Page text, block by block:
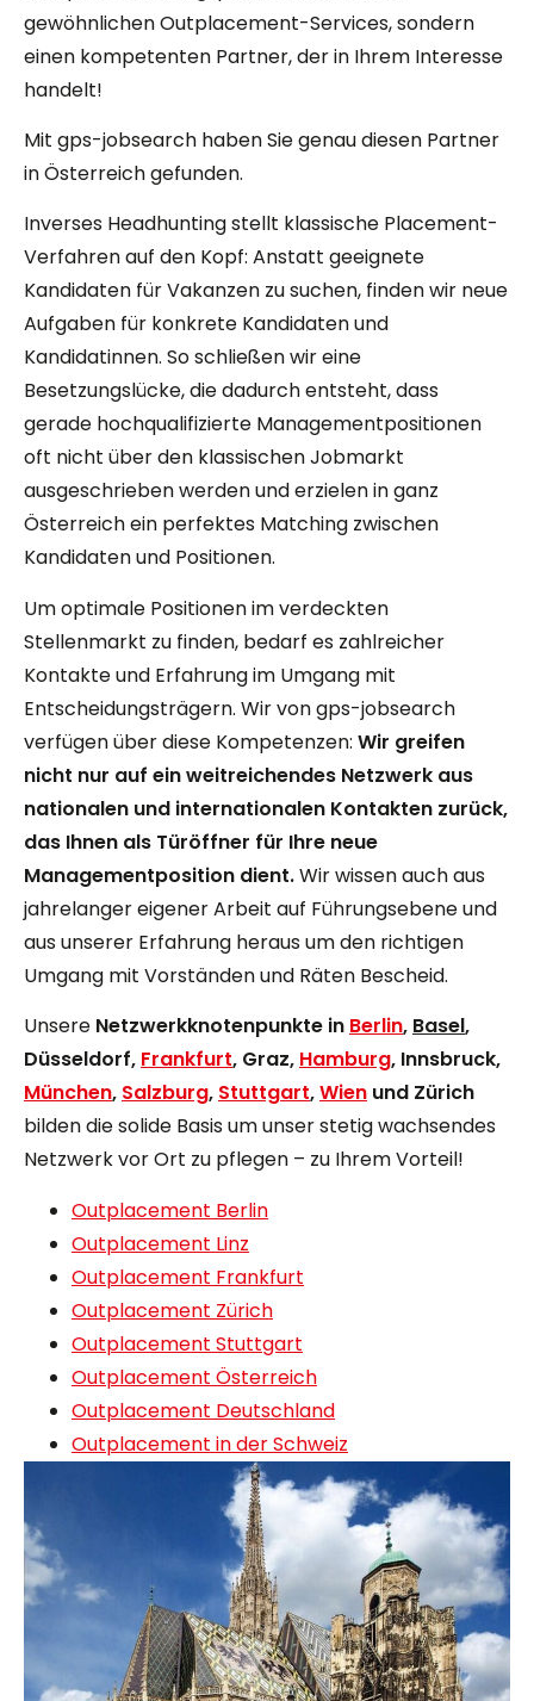
gewöhnlichen Outplacement-Services, sondern
einen kompetenten Partner, der in Ihrem Interesse
handelt!
Mit gps-jobsearch haben Sie genau diesen Partner
in Österreich gefunden.
Inverses Headhunting stellt klassische Placement-
Verfahren auf den Kopf: Anstatt geeignete
Kandidaten für Vakanzen zu suchen, finden wir neue
Aufgaben für konkrete Kandidaten und
Kandidatinnen. So schließen wir eine
Besetzungslücke, die dadurch entsteht, dass
gerade hochqualifizierte Managementpositionen
oft nicht über den klassischen Jobmarkt
ausgeschrieben werden und erzielen in ganz
Österreich ein perfektes Matching zwischen
Kandidaten und Positionen.
Um optimale Positionen im verdeckten
Stellenmarkt zu finden, bedarf es zahlreicher
Kontakte und Erfahrung im Umgang mit
Entscheidungsträgern. Wir von gps-jobsearch
verfügen über diese Kompetenzen: Wir greifen
nicht nur auf ein weitreichendes Netzwerk aus
nationalen und internationalen Kontakten zurück,
das Ihnen als Türöffner für Ihre neue
Managementposition dient.Wir wissen auch aus
jahrelanger eigener Arbeit auf Führungsebene und
aus unserer Erfahrung heraus um den richtigen
Umgang mit Vorständen und Räten Bescheid.
Unsere Netzwerkknotenpunkte in Berlin, Basel,
Düsseldorf, Frankfurt, Graz, Hamburg, Innsbruck,
München, Salzburg, Stuttgart,Wien und Zürich
bilden die solide Basis um unser stetig wachsendes
Netzwerk vor Ort zu pflegen – zu Ihrem Vorteil!
Outplacement Berlin
Outplacement Linz
Outplacement Frankfurt
Outplacement Zürich
Outplacement Stuttgart
Outplacement Österreich
Outplacement Deutschland
Outplacement in der Schweiz